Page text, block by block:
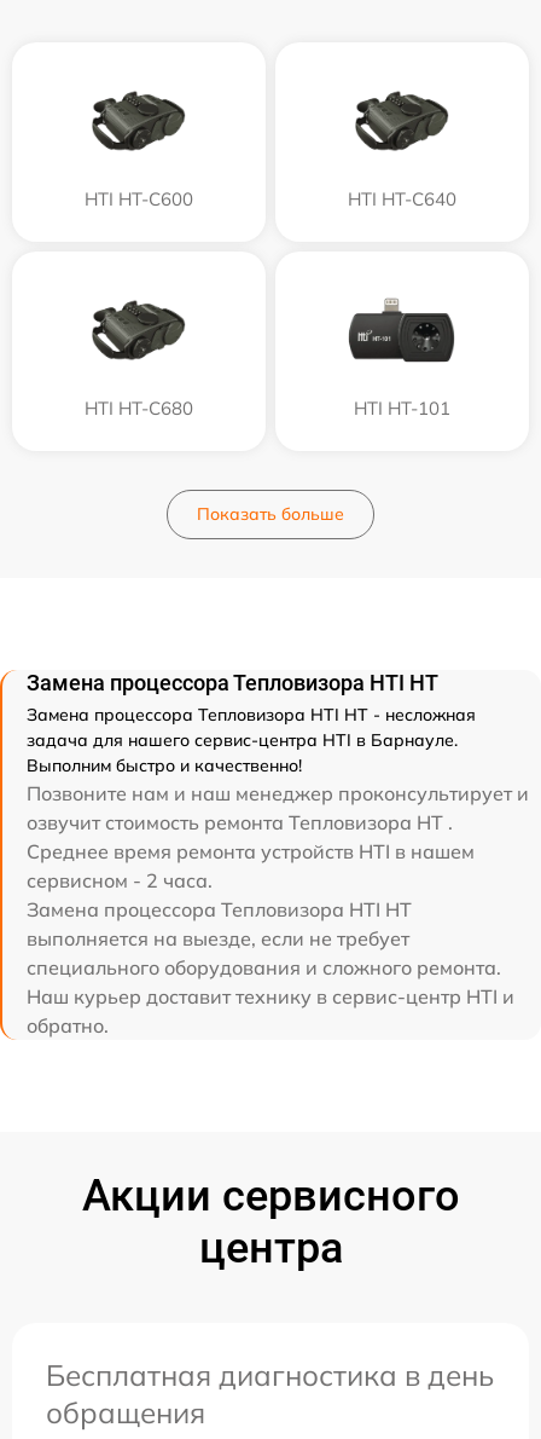
HTI HT-C600 HTI HT-C640
HTI HT-C680 HTI HT-101
Показать больше
Замена процессора Тепловизора HTI HT
Замена процессора Тепловизора HTI HT - несложная
задача для нашего сервис-центра HTI в Барнауле.
Выполним быстро и качественно!
Позвоните нам и наш менеджер проконсультирует и
озвучит стоимость ремонта Тепловизора HT .
Среднее время ремонта устройств HTI в нашем
сервисном - 2 часа.
Замена процессора Тепловизора HTI HT
выполняется на выезде, если не требует
специального оборудования и сложного ремонта.
Наш курьер доставит технику в сервис-центр HTI и
обратно.
Акции сервисного
центра
Бесплатная диагностика в день
обращения